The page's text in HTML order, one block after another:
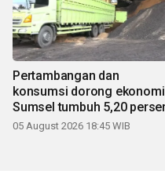
Pertambangan dan
konsumsi dorong ekonomi
Sumsel tumbuh 5,20
05 August 2026 18:45 WIB